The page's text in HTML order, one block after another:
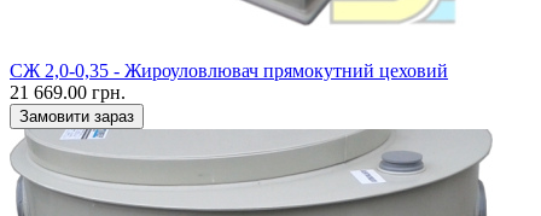
CЖ 2,0-0,35 - Жироуловлювач прямокутний цеховий
21 669.00 грн.
Замовити зараз